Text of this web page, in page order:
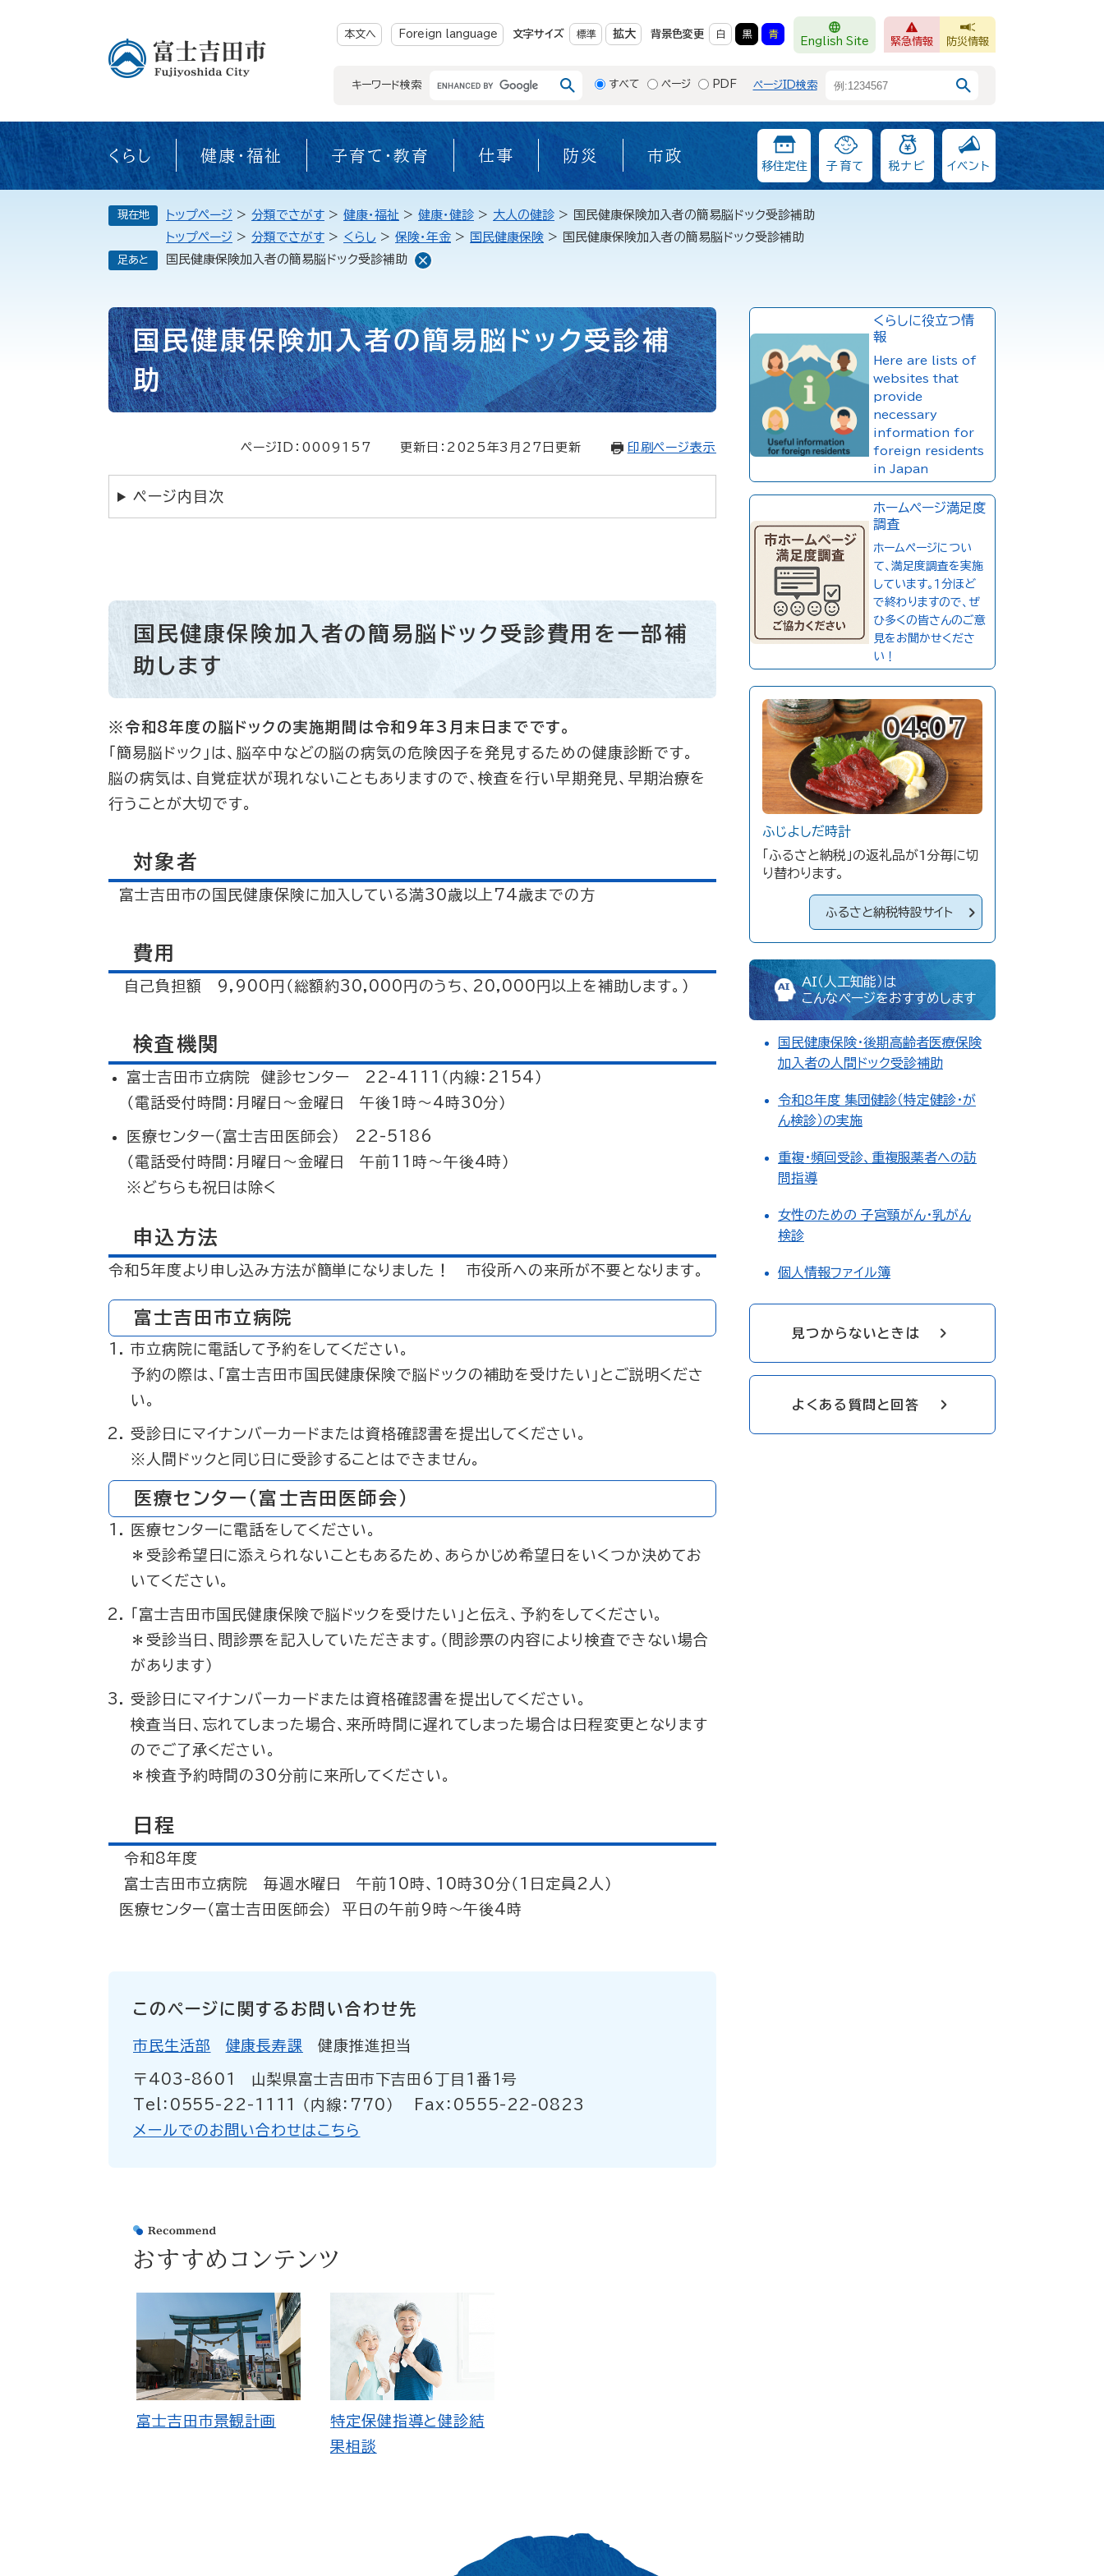
本文へ Foreign language 文字サイズ 標準 拡大 背景色変更 白 黒 青
English Site 緊急情報 防災情報
キーワード検索 すべて ページ PDF ページID検索
くらし 健康・福祉 子育て・教育 仕事 防災 市政
移住定住 子育て 税ナビ イベント
現在地 トップページ > 分類でさがす > 健康・福祉 > 健康・健診 > 大人の健診 > 国民健康保険加入者の簡易脳ドック受診補助
トップページ > 分類でさがす > くらし > 保険・年金 > 国民健康保険 > 国民健康保険加入者の簡易脳ドック受診補助
足あと 国民健康保険加入者の簡易脳ドック受診補助
本
文
国民健康保険加入者の簡易脳ドック受診補
助
ページID：0009157 更新日：2025年3月27日更新 印刷ページ表示
ページ内目次
国民健康保険加入者の簡易脳ドック受診費用を一部補
助します
※令和8年度の脳ドックの実施期間は令和9年3月末日までです。
「簡易脳ドック」は、脳卒中などの脳の病気の危険因子を発見するための健康診断です。
脳の病気は、自覚症状が現れないこともありますので、検査を行い早期発見、早期治療を
行うことが大切です。
対象者
富士吉田市の国民健康保険に加入している満30歳以上74歳までの方
費用
自己負担額 9,900円（総額約30,000円のうち、20,000円以上を補助します。）
検査機関
富士吉田市立病院 健診センター 22-4111（内線：2154）
（電話受付時間：月曜日～金曜日 午後1時～4時30分）
医療センター（富士吉田医師会） 22-5186
（電話受付時間：月曜日～金曜日 午前11時～午後4時）
※どちらも祝日は除く
申込方法
令和5年度より申し込み方法が簡単になりました！ 市役所への来所が不要となります。
富士吉田市立病院
市立病院に電話して予約をしてください。
予約の際は、「富士吉田市国民健康保険で脳ドックの補助を受けたい」とご説明くださ
い。
受診日にマイナンバーカードまたは資格確認書を提出してください。
※人間ドックと同じ日に受診することはできません。
医療センター（富士吉田医師会）
医療センターに電話をしてください。
＊受診希望日に添えられないこともあるため、あらかじめ希望日をいくつか決めてお
いてください。
「富士吉田市国民健康保険で脳ドックを受けたい」と伝え、予約をしてください。
＊受診当日、問診票を記入していただきます。（問診票の内容により検査できない場合
があります）
受診日にマイナンバーカードまたは資格確認書を提出してください。
検査当日、忘れてしまった場合、来所時間に遅れてしまった場合は日程変更となります
のでご了承ください。​
＊検査予約時間の30分前に来所してください。
日程
令和8年度
富士吉田市立病院 毎週水曜日 午前10時、10時30分（1日定員2人）
医療センター（富士吉田医師会） 平日の午前9時～午後4時
このページに関するお問い合わせ先
市民生活部 健康長寿課 健康推進担当
〒403-8601
山梨県富士吉田市下吉田6丁目1番1号
Tel：0555-22-1111 （内線：770）
Fax：0555-22-0823
メールでのお問い合わせはこちら
おすすめコンテンツ
富士吉田市景観計画
特定保健指導と健診結
果相談
くらしに役立つ情
報
Here are lists of
websites that
provide
necessary
information for
foreign residents
in Japan
ホームページ満足度
調査
ホームページについ
て、満足度調査を実施
しています。１分ほど
で終わりますので、ぜ
ひ多くの皆さんのご意
見をお聞かせくださ
い！
04:07
ふじよしだ時計
「ふるさと納税」の返礼品が1分毎に切
り替わります。
ふるさと納税特設サイト
AI（人工知能）は
こんなページをおすすめします
国民健康保険・後期高齢者医療保険
加入者の人間ドック受診補助
令和8年度 集団健診（特定健診・が
ん検診）の実施
重複・頻回受診、重複服薬者への訪
問指導
女性のための 子宮頸がん・乳がん
検診
個人情報ファイル簿
見つからないときは
よくある質問と回答